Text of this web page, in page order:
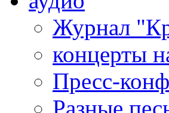
Журнал
концерты
Пресс-
Разные